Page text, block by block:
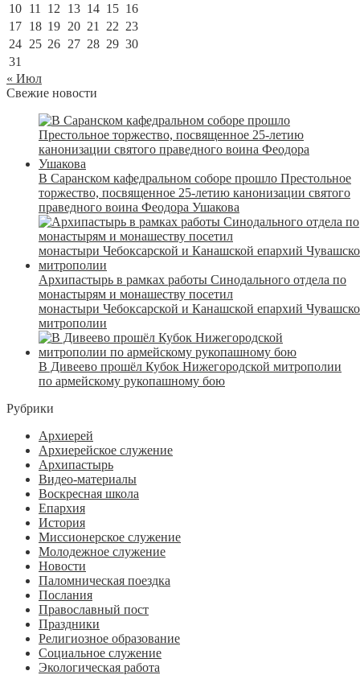
10 11 12 13 14 15 16
17 18 19 20 21 22 23
24 25 26 27 28 29 30
31
« Июл
Свежие новости
В Саранском кафедральном соборе прошло Престольное
торжество, посвященное 25-летию канонизации святого
праведного воина Феодора Ушакова
Архипастырь в рамках работы Синодального отдела по
монастырям и монашеству посетил
монастыри Чебоксарской и Канашской епархий
митрополии
В Дивеево прошёл Кубок Нижегородской митрополии
по армейскому рукопашному бою
Рубрики
Архиерей
Архиерейское служение
Архипастырь
Видео-материалы
Воскресная школа
Епархия
История
Миссионерское служение
Молодежное служение
Новости
Паломническая поездка
Послания
Православный пост
Праздники
Религиозное образование
Социальное служение
Экологическая работа